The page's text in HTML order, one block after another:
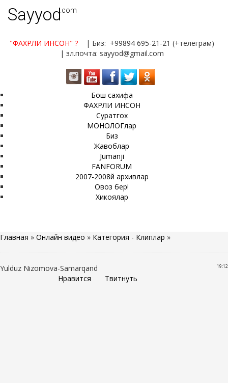
Sayyod.com
"ФАХРЛИ ИНСОН" ?
| Биз: +99894 695-21-21 (+телеграм)
| эл.почта: sayyod@gmail.com
Бош сахифа
ФАХРЛИ ИНСОН
Суратгох
МОНОЛОГлар
Биз
Жавоблар
Jumanji
FANFORUM
2007-2008й архивлар
Овоз бер!
Хикоялар
Главная » Онлайн видео » Категория - Клиплар »
19:12
Yulduz Nizomova-Samarqand
Нравится
Твитнуть